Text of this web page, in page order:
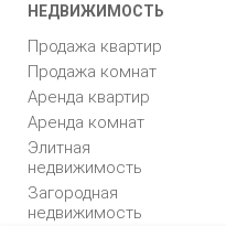
НЕДВИЖИМОСТЬ
Продажа квартир
Продажа комнат
Аренда квартир
Аренда комнат
Элитная
недвижимость
Загородная
недвижимость